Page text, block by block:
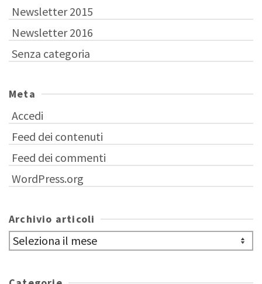
Newsletter 2015
Newsletter 2016
Senza categoria
Meta
Accedi
Feed dei contenuti
Feed dei commenti
WordPress.org
Archivio articoli
Archivio
articoli